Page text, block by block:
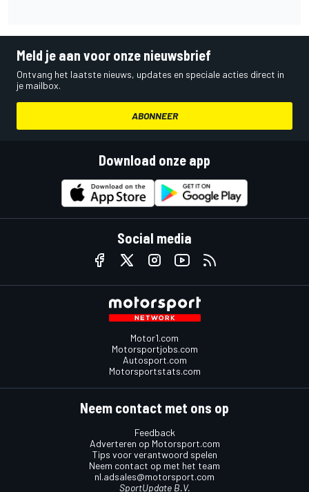
Meld je aan voor onze nieuwsbrief
Ontvang het laatste nieuws, updates en speciale acties direct in
je mailbox.
ABONNEER
Download onze app
Social media
Motor1.com
Motorsportjobs.com
Autosport.com
Motorsportstats.com
Neem contact met ons op
Feedback
Adverteren op Motorsport.com
Tips voor verantwoord spelen
Neem contact op met het team
nl.adsales@motorsport.com
SportUpdate B.V.